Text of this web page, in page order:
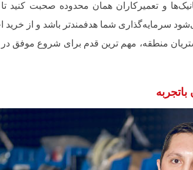
و تعمیرکاران همان محدوده صحبت کنید
سرمایه‌گذاری شما هدفمندتر باشد و از
منطقه، مهم ترین قدم برای شروع موفق